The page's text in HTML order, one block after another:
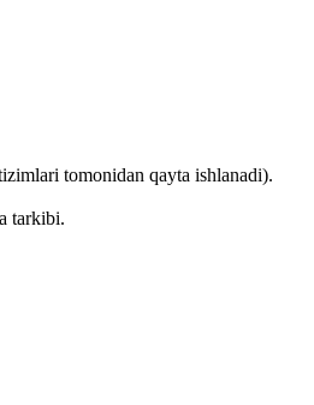
tomonidan qayta ishlanadi).
tarkibi.